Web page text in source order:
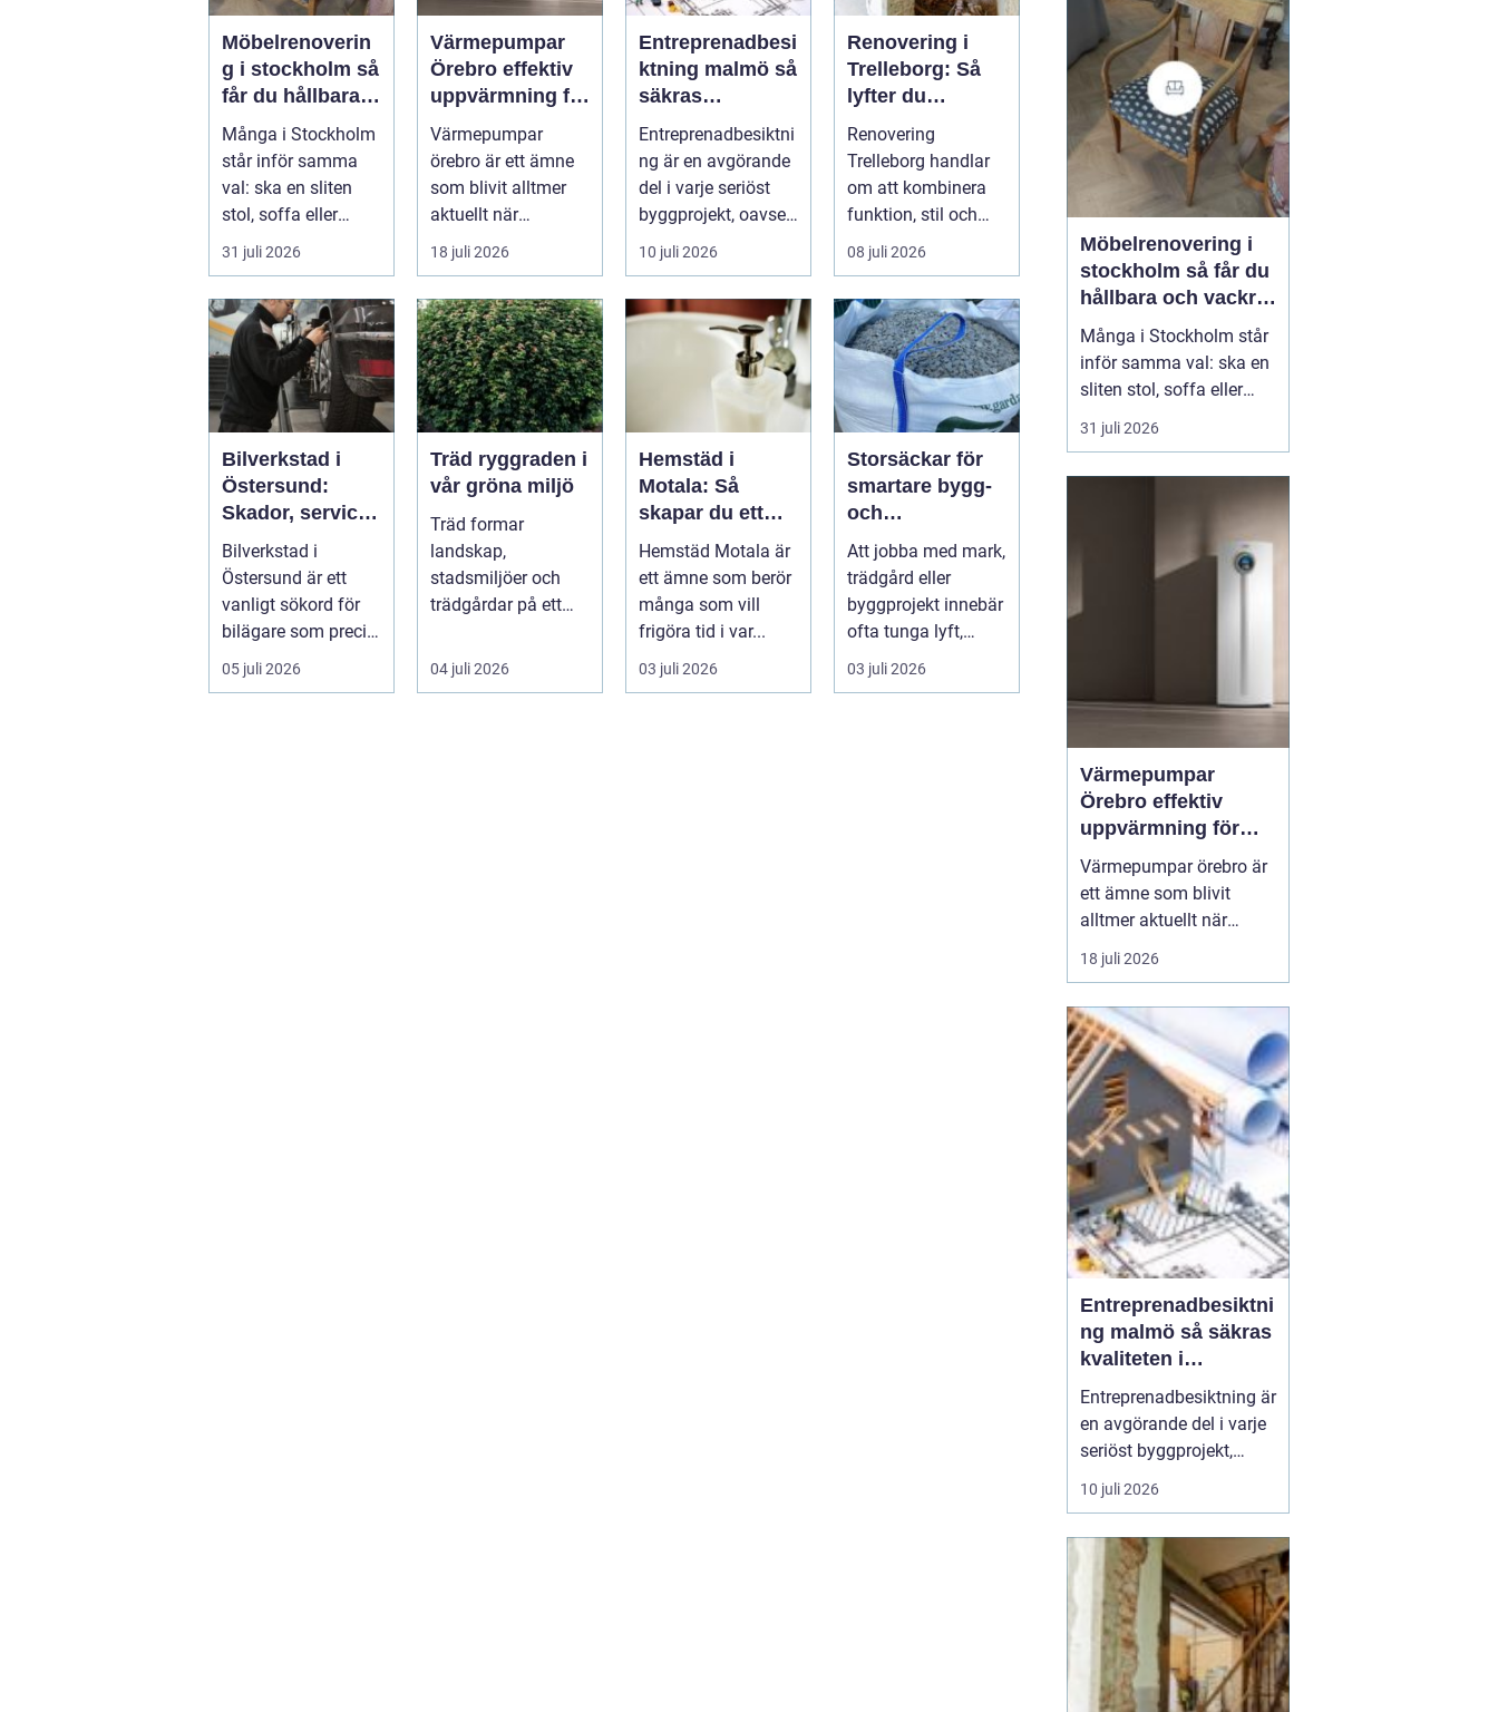
Möbelrenoverin
g i stockholm så
får du hållbara
och vackra
möbler
Många i Stockholm
står inför samma
val: ska en sliten
stol, soffa eller
fåtölj slängas,
säljas billi...
31 juli 2026
Värmepumpar
Örebro effektiv
uppvärmning för
hus och
fastigheter
Värmepumpar
örebro är ett ämne
som blivit alltmer
aktuellt när
energipriser stiger
och fler vill sän...
18 juli 2026
Entreprenadbesi
ktning malmö så
säkras
kvaliteten i
byggprojekt
Entreprenadbesiktni
ng är en avgörande
del i varje seriöst
byggprojekt, oavsett
om det handlar om
en ...
10 juli 2026
Renovering i
Trelleborg: Så
lyfter du
hemmet på ett
smart sätt
Renovering
Trelleborg handlar
om att kombinera
funktion, stil och
långsiktig ekonomi i
samma p...
08 juli 2026
Bilverkstad i
Östersund:
Skador, service
och smarta val
för din bil
Bilverkstad i
Östersund är ett
vanligt sökord för
bilägare som precis
f&ari...
05 juli 2026
Träd ryggraden i
vår gröna miljö
Träd formar
landskap,
stadsmiljöer och
trädgårdar på ett
växter klarar. De ger
sku...
04 juli 2026
Hemstäd i
Motala: Så
skapar du ett
rent hem utan
stress
Hemstäd Motala är
ett ämne som berör
många som vill
frigöra tid i var...
03 juli 2026
Storsäckar för
smartare bygg-
och
trädgårdsprojekt
Att jobba med mark,
trädgård eller
byggprojekt innebär
ofta tunga lyft,
mycket logis...
03 juli 2026
beläggningar gör att
material åldras snabbare
och försämrar
slutresultatet vid
målning eller annan
behandling. Här31 juli
Möbelrenovering i
stockholm så får du
hållbara och vackra
möbler
Många i Stockholm står
inför samma val: ska en
sliten stol, soffa eller
fåtölj slängas, säljas
billigt eller renoveras?
möbelrenovering istället
för nyköp. Resultatet blir
ofta både mer personligt,
31 juli 2026
Värmepumpar
Örebro effektiv
uppvärmning för
hus och fastigheter
Värmepumpar örebro är
ett ämne som blivit
alltmer aktuellt när
energipriser stiger och
fler vill sänka sina
samtidigt som
klimatpåverkan minskar.
Många villaägare och
fastighetsägare i
regionen tittar på hur de
kan byta från direktver...
18 juli 2026
Entreprenadbesiktni
ng malmö så säkras
kvaliteten i
byggprojekt
Entreprenadbesiktning är
en avgörande del i varje
seriöst byggprojekt,
oavsett om det handlar
om en mindre
större
bostadsrättsförening
som byggs om. Syftet är
att få en oberoende och
professionell granskning
av entreprenaden ...
10 juli 2026